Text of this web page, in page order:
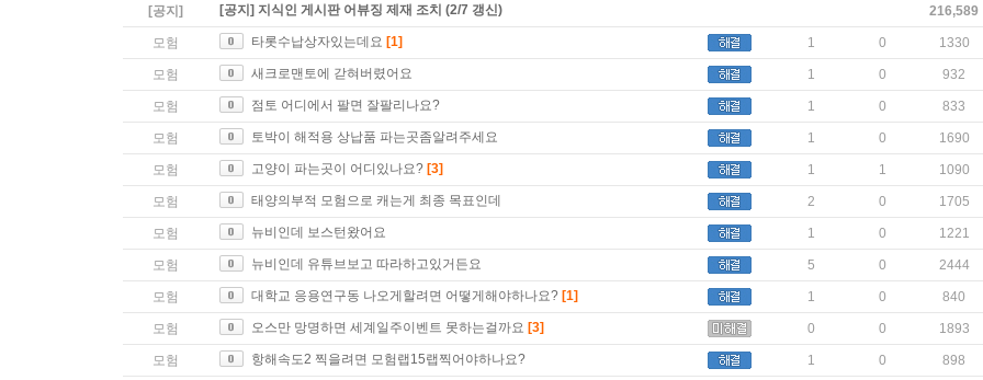
[공지]
[공지] 지식인 게시판 어뷰징 제재 조치 (2/7 갱신) 216,589
모험 타롯수납상자있는데요 [1] 1 0 1330
모험 새크로맨토에 갇혀버렸어요 1 0 932
모험 점토 어디에서 팔면 잘팔리나요? 1 0 833
모험 토박이 해적용 상납품 파는곳좀알려주세요 1 0 1690
모험 고양이 파는곳이 어디있나요? [3] 1 1 1090
모험 태양의부적 모험으로 캐는게 최종 목표인데 2 0 1705
모험 뉴비인데 보스턴왔어요 1 0 1221
모험 뉴비인데 유튜브보고 따라하고있거든요 5 0 2444
모험 대학교 응용연구동 나오게할려면 어떻게해야하나요? [1] 1 0 840
모험 오스만 망명하면 세계일주이벤트 못하는걸까요 [3] 0 0 1893
모험 항해속도2 찍을려면 모험랩15랩찍어야하나요? 1 0 898